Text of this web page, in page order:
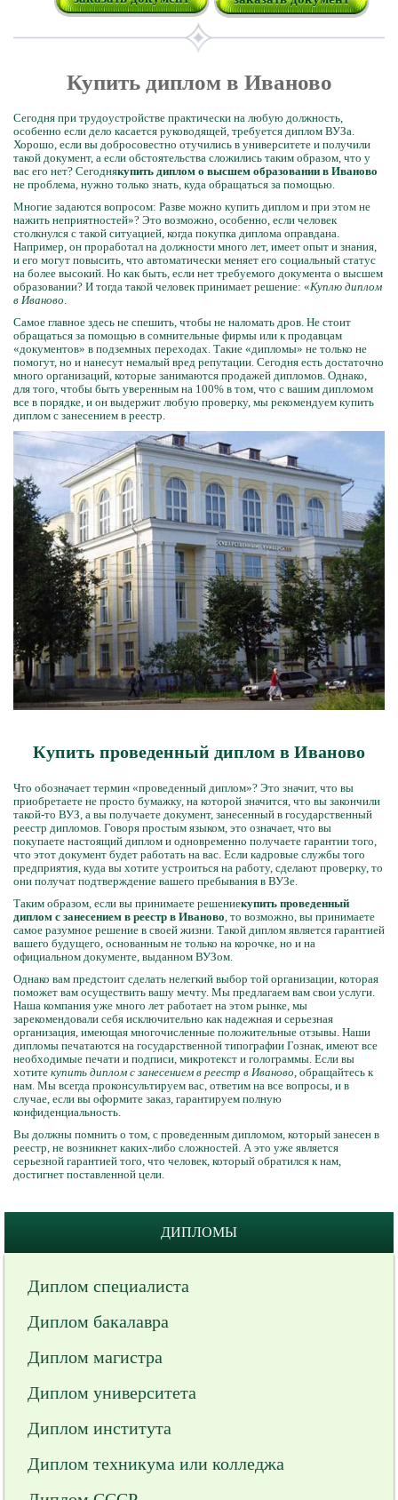
Купить диплом в Иваново
Сегодня при трудоустройстве практически на любую должность,
особенно если дело касается руководящей, требуется диплом ВУЗа.
Хорошо, если вы добросовестно отучились в университете и получили
такой документ, а если обстоятельства сложились таким образом, что у
вас его нет? Сегоднякупить диплом о высшем образовании в Иваново
не проблема, нужно только знать, куда обращаться за помощью.
Многие задаются вопросом: Разве можно купить диплом и при этом не
нажить неприятностей»? Это возможно, особенно, если человек
столкнулся с такой ситуацией, когда покупка диплома оправдана.
Например, он проработал на должности много лет, имеет опыт и знания,
и его могут повысить, что автоматически меняет его социальный статус
на более высокий. Но как быть, если нет требуемого документа о высшем
образовании? И тогда такой человек принимает решение: «Куплю диплом
в Иваново.
Самое главное здесь не спешить, чтобы не наломать дров. Не стоит
обращаться за помощью в сомнительные фирмы или к продавцам
«документов» в подземных переходах. Такие «дипломы» не только не
помогут, но и нанесут немалый вред репутации. Сегодня есть достаточно
много организаций, которые занимаются продажей дипломов. Однако,
для того, чтобы быть уверенным на 100% в том, что с вашим дипломом
все в порядке, и он выдержит любую проверку, мы рекомендуем купить
диплом с занесением в реестр.
Купить проведенный диплом в Иваново
Что обозначает термин «проведенный диплом»? Это значит, что вы
приобретаете не просто бумажку, на которой значится, что вы закончили
такой-то ВУЗ, а вы получаете документ, занесенный в государственный
реестр дипломов. Говоря простым языком, это означает, что вы
покупаете настоящий диплом и одновременно получаете гарантии того,
что этот документ будет работать на вас. Если кадровые службы того
предприятия, куда вы хотите устроиться на работу, сделают проверку, то
они получат подтверждение вашего пребывания в ВУЗе.
Таким образом, если вы принимаете решениекупить проведенный
диплом с занесением в реестр в Иваново, то возможно, вы принимаете
самое разумное решение в своей жизни. Такой диплом является гарантией
вашего будущего, основанным не только на корочке, но и на
официальном документе, выданном ВУЗом.
Однако вам предстоит сделать нелегкий выбор той организации, которая
поможет вам осуществить вашу мечту. Мы предлагаем вам свои услуги.
Наша компания уже много лет работает на этом рынке, мы
зарекомендовали себя исключительно как надежная и серьезная
организация, имеющая многочисленные положительные отзывы. Наши
дипломы печатаются на государственной типографии Гознак, имеют все
необходимые печати и подписи, микротекст и голограммы. Если вы
хотите купить диплом с занесением в реестр в Иваново, обращайтесь к
нам. Мы всегда проконсультируем вас, ответим на все вопросы, и в
случае, если вы оформите заказ, гарантируем полную
конфиденциальность.
Вы должны помнить о том, с проведенным дипломом, который занесен в
реестр, не возникнет каких-либо сложностей. А это уже является
серьезной гарантией того, что человек, который обратился к нам,
достигнет поставленной цели.
ДИПЛОМЫ
Диплом специалиста
Диплом бакалавра
Диплом магистра
Диплом университета
Диплом института
Диплом техникума или колледжа